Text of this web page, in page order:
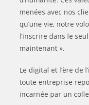
menées avec nos
qu’une vie, notre
l’inscrire dans le
maintenant ».
Le digital et l’ère de
toute entreprise
incarnée par un